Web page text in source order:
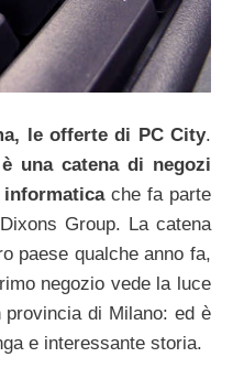
le offerte di PC City.
una catena di negozi
che fa parte
Group. La catena
paese qualche anno fa,
negozio vede la luce
di Milano: ed è
e interessante storia.